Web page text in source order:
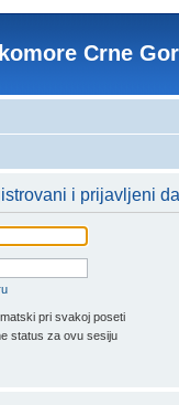
Crne
i prijavljeni
pri svakoj poseti
status za ovu sesiju